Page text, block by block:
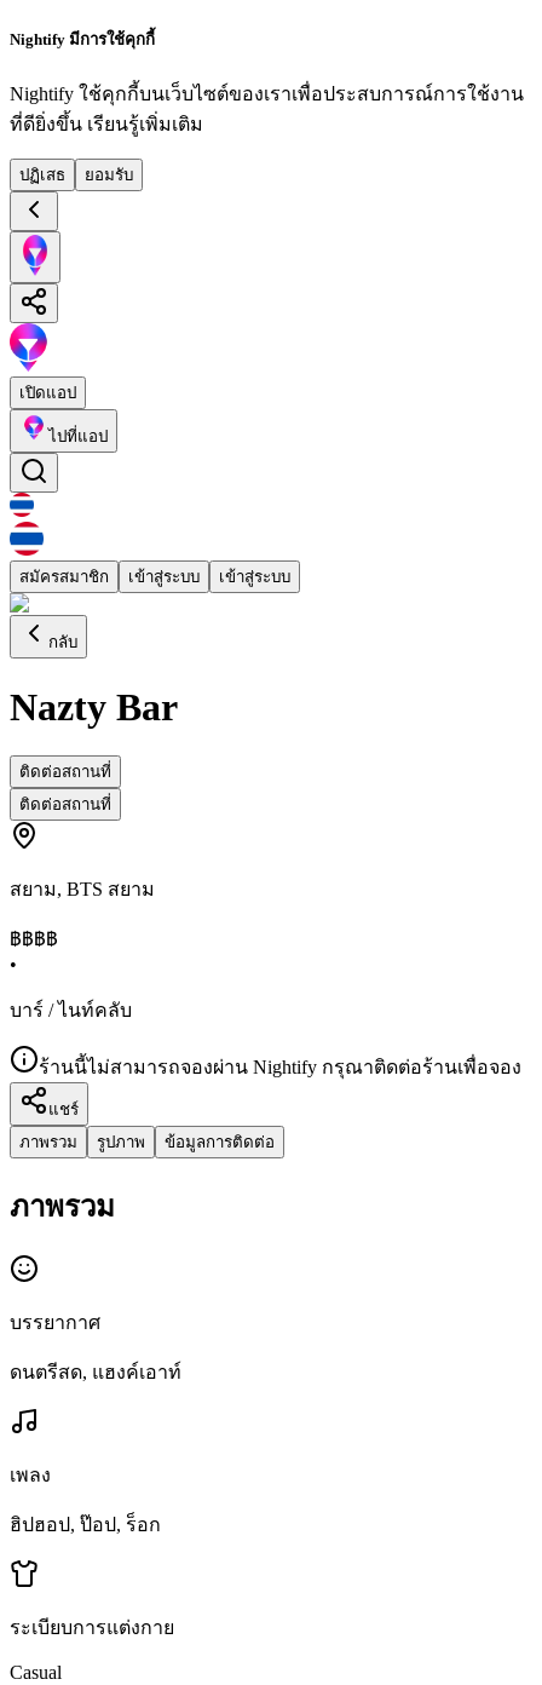
Nightify มีการใช้คุกกี้
Nightify ใช้คุกกี้บนเว็บไซต์ของเราเพื่อประสบการณ์การใช้งาน
ที่ดียิ่งขึ้น เรียนรู้เพิ่มเติม
ปฏิเสธ ยอมรับ
เปิดแอป
ไปที่แอป
สมัครสมาชิก เข้าสู่ระบบ เข้าสู่ระบบ
กลับ
Nazty Bar
ติดต่อสถานที่
ติดต่อสถานที่
สยาม, BTS สยาม
฿฿฿฿
•
บาร์ / ไนท์คลับ
ร้านนี้ไม่สามารถจองผ่าน Nightify กรุณาติดต่อร้านเพื่อจอง
แชร์
ภาพรวม
รูปภาพ ข้อมูลการติดต่อ
ภาพรวม
บรรยากาศ
ดนตรีสด, แฮงค์เอาท์
เพลง
ฮิปฮอป, ป๊อป, ร็อก
ระเบียบการแต่งกาย
Casual